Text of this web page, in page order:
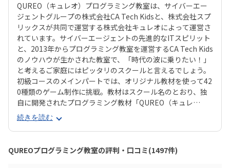
QUREO（キュレオ）プログラミング教室は、サイバーエー
ジェントグループの株式会社CA Tech Kidsと、株式会社スプ
リックスが共同で運営する株式会社キュレオによって運営さ
れています。サイバーエージェントの先進的なITスピリット
と、2013年からプログラミング教室を運営するCA Tech Kids
のノウハウが生かされた教室で、「時代の波に乗りたい！」
と考えるご家庭にはピッタリのスクールと言えるでしょう。
初級コースのメインパートでは、オリジナル教材を使って42
0種類のゲーム制作に挑戦。教材はスクール名のとおり、独
自に開発されたプログラミング教材「QUREO（キュレ
オ）」です。スマホゲームのような感覚でサクサク進められ
るのに、本格的な内容が学べるのが魅力。子どもにとっても
「やらされている感」がないので、楽しくゲームをクリアし
ていくようなペースでどんどん学習を進めていけます。教材
のデザイン性も高く、実際にスマホゲーム開発で使用されて
続きを読む
QUREOプログラミング教室の評判・口コミ(1497件)